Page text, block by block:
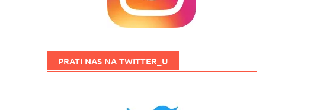
PRATI NAS NA TWITTER_U